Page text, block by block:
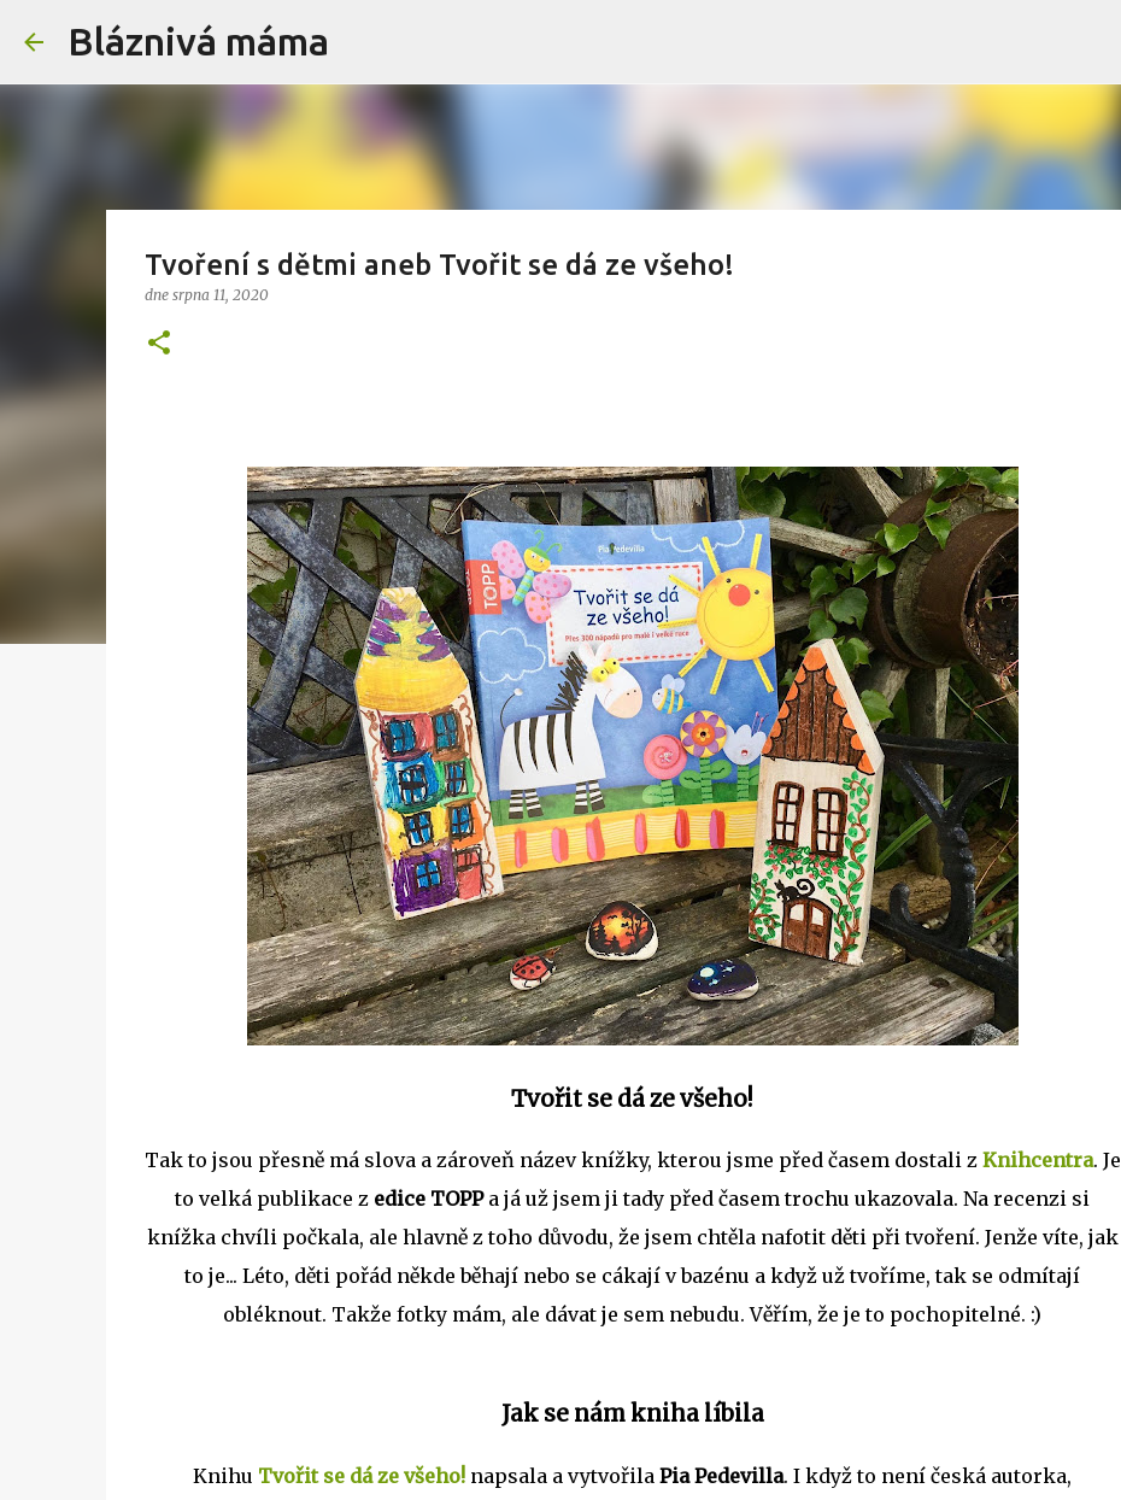
Bláznivá máma
Tvoření s dětmi aneb Tvořit se dá ze všeho!
dne srpna 11, 2020
Tvořit se dá ze všeho!
Tak to jsou přesně má slova a zároveň název knížky, kterou jsme před časem dostali z Knihcentra. Je
to velká publikace z edice TOPPa já už jsem ji tady před časem trochu ukazovala. Na recenzi si
knížka chvíli počkala, ale hlavně z toho důvodu, že jsem chtěla nafotit děti při tvoření. Jenže víte, jak
to je... Léto, děti pořád někde běhají nebo se cákají v bazénu a když už tvoříme, tak se odmítají
obléknout. Takže fotky mám, ale dávat je sem nebudu. Věřím, že je to pochopitelné. :)
Jak se nám kniha líbila
Knihu Tvořit se dá ze všeho! napsala a vytvořila Pia Pedevilla. I když to není česká autorka,